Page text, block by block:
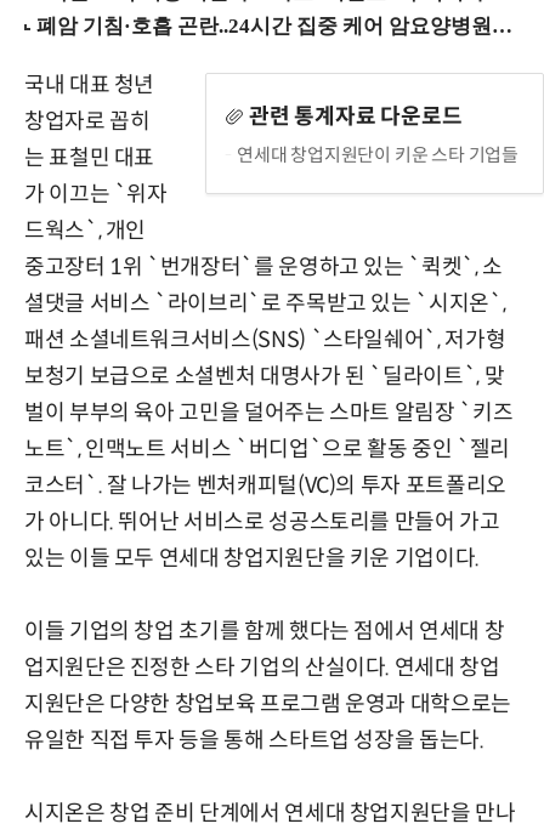
관련 통계자료 다운로드
연세대 창업지원단이 키운 스타 기업들
국내 대표 청년
창업자로 꼽히
는 표철민 대표
가 이끄는 `위자
드웍스`, 개인
중고장터 1위 `번개장터`를 운영하고 있는 `퀵켓`, 소
셜댓글 서비스 `라이브리`로 주목받고 있는 `시지온`,
패션 소셜네트워크서비스(SNS) `스타일쉐어`, 저가형
보청기 보급으로 소셜벤처 대명사가 된 `딜라이트`, 맞
벌이 부부의 육아 고민을 덜어주는 스마트 알림장 `키즈
노트`, 인맥노트 서비스 `버디업`으로 활동 중인 `젤리
코스터`. 잘 나가는 벤처캐피털(VC)의 투자 포트폴리오
가 아니다. 뛰어난 서비스로 성공스토리를 만들어 가고
있는 이들 모두 연세대 창업지원단을 키운 기업이다.
이들 기업의 창업 초기를 함께 했다는 점에서 연세대 창
업지원단은 진정한 스타 기업의 산실이다. 연세대 창업
지원단은 다양한 창업보육 프로그램 운영과 대학으로는
유일한 직접 투자 등을 통해 스타트업 성장을 돕는다.
시지온은 창업 준비 단계에서 연세대 창업지원단을 만나